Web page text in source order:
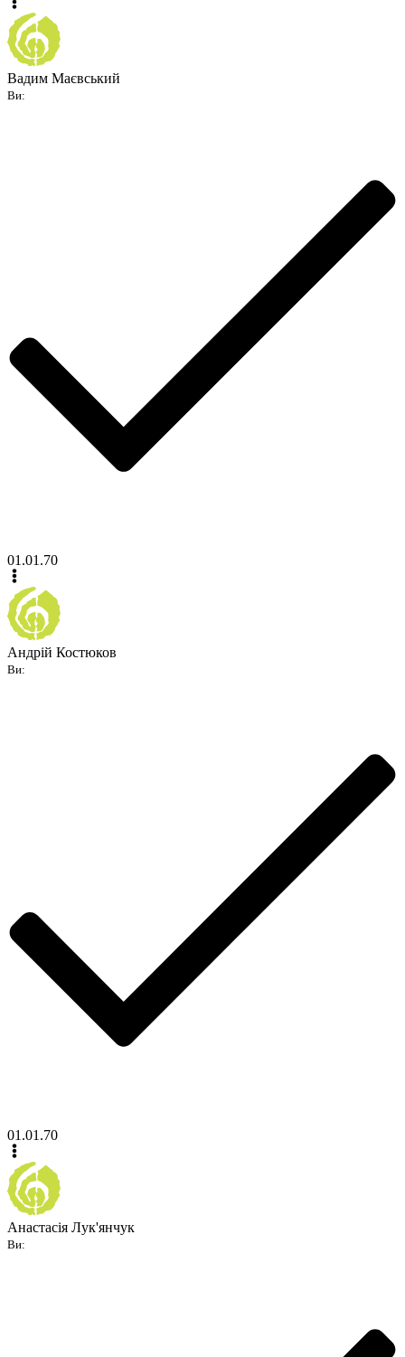
Вадим Маєвський
Ви:
01.01.70
Андрій Костюков
Ви:
01.01.70
Анастасія Лук'янчук
Ви: